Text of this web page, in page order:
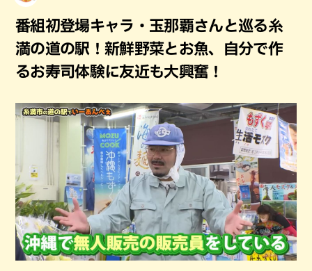
番組初登場キャラ・玉那覇さんと巡る糸
満の道の駅！新鮮野菜とお魚、自分で作
るお寿司体験に友近も大興奮！